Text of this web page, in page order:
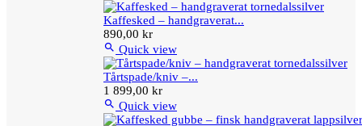
Kaffesked – handgraverat...
890,00 kr
 Quick view
Tårtspade/kniv –...
1 899,00 kr
 Quick view